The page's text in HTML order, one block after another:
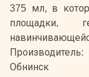
375 мл, в
площадки,
Обнинск